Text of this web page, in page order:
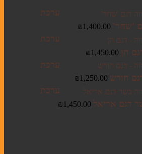
ערכת
'שחר'
₪1,400.00
ערכת
חן
₪1,450.00
ערכת
חורש
₪1,250.00
ערכת
דגם אריאל
₪1,450.00
מזוזות
תפילין
תפילין לבר מצווה
לטלית ולתפילין